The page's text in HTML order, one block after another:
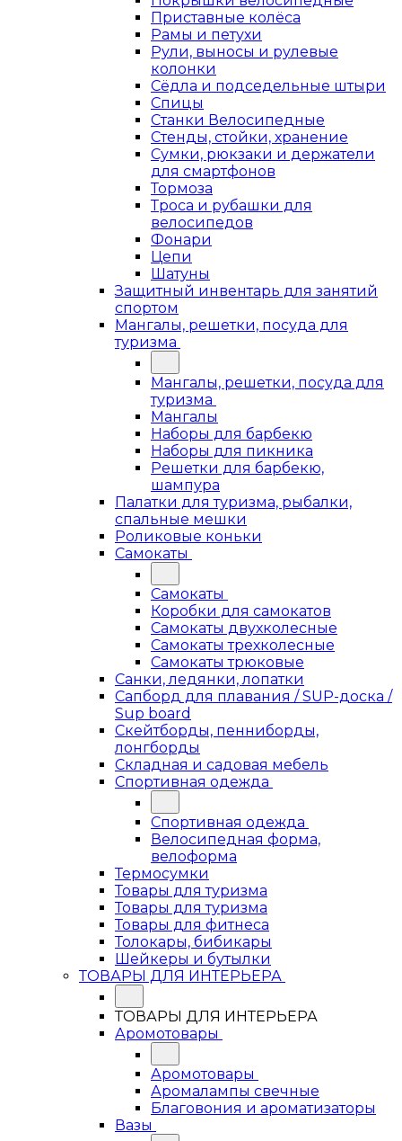
Приставные колёса
Рамы и петухи
Рули, выносы и рулевые
колонки
Сёдла и подседельные штыри
Спицы
Станки Велосипедные
Стенды, стойки, хранение
Сумки, рюкзаки и держатели
для смартфонов
Тормоза
Троса и рубашки для
велосипедов
Фонари
Цепи
Шатуны
Защитный инвентарь для занятий
спортом
Мангалы, решетки, посуда для
туризма
Мангалы, решетки, посуда для
туризма
Мангалы
Наборы для барбекю
Наборы для пикника
Решетки для барбекю,
шампура
Палатки для туризма, рыбалки,
спальные мешки
Роликовые коньки
Самокаты
Самокаты
Коробки для самокатов
Самокаты двухколесные
Самокаты трехколесные
Самокаты трюковые
Санки, ледянки, лопатки
Сапборд для плавания / SUP-доска /
Sup board
Скейтборды, пенниборды,
лонгборды
Складная и садовая мебель
Спортивная одежда
Спортивная одежда
Велосипедная форма,
велоформа
Термосумки
Товары для туризма
Товары для туризма
Товары для фитнеса
Толокары, бибикары
Шейкеры и бутылки
ТОВАРЫ ДЛЯ ИНТЕРЬЕРА
ТОВАРЫ ДЛЯ ИНТЕРЬЕРА
Аромотовары
Аромотовары
Аромалампы свечные
Благовония и ароматизаторы
Вазы